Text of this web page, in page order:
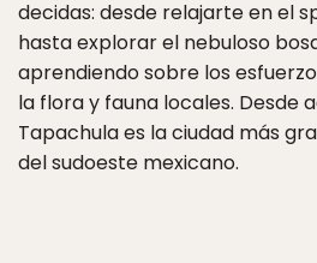
decidas: desde relajarte en el
hasta explorar el nebuloso
aprendiendo sobre los
la flora y fauna locales. Desde
Tapachula es la ciudad más
del sudoeste mexicano.